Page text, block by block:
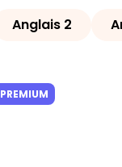
Anglais 2
PREMIUM